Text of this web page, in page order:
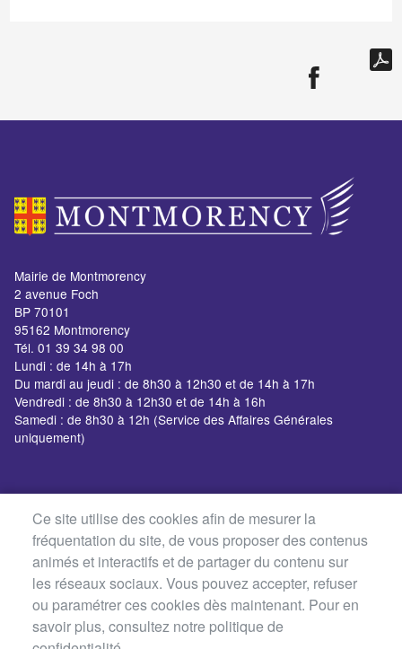
Mairie de Montmorency
2 avenue Foch
BP 70101
95162 Montmorency
Tél. 01 39 34 98 00
Lundi : de 14h à 17h
Du mardi au jeudi : de 8h30 à 12h30 et de 14h à 17h
Vendredi : de 8h30 à 12h30 et de 14h à 16h
Samedi : de 8h30 à 12h (Service des Affaires Générales
uniquement)
Ce site utilise des cookies afin de mesurer la
fréquentation du site, de vous proposer des contenus
animés et interactifs et de partager du contenu sur
les réseaux sociaux. Vous pouvez accepter, refuser
ou paramétrer ces cookies dès maintenant. Pour en
savoir plus, consultez notre politique de